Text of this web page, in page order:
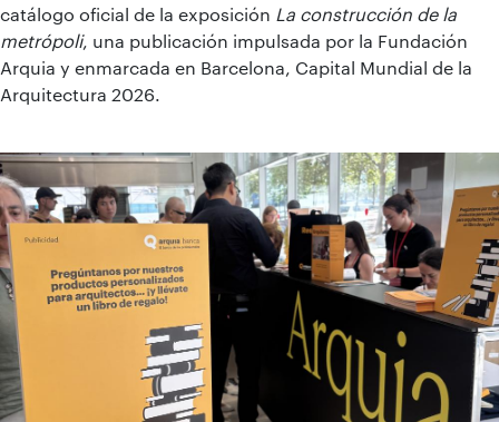
catálogo oficial de la exposición La construcción de la
metrópoli, una publicación impulsada por la Fundación
Arquia y enmarcada en Barcelona, Capital Mundial de la
Arquitectura 2026.